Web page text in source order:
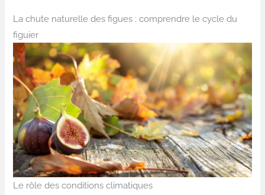
La chute naturelle des figues : comprendre le cycle du
figuier
Le rôle des conditions climatiques